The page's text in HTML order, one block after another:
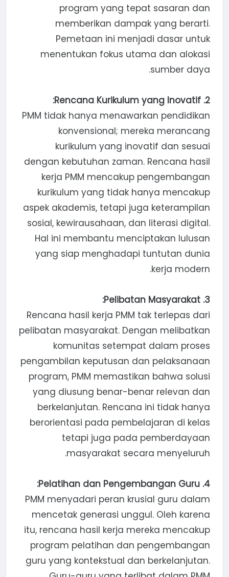
program yang tepat sasaran dan
memberikan dampak yang berarti.
Pemetaan ini menjadi dasar untuk
menentukan fokus utama dan alokasi
sumber daya.
2. Rencana Kurikulum yang Inovatif:
PMM tidak hanya menawarkan pendidikan
konvensional; mereka merancang
kurikulum yang inovatif dan sesuai
dengan kebutuhan zaman. Rencana hasil
kerja PMM mencakup pengembangan
kurikulum yang tidak hanya mencakup
aspek akademis, tetapi juga keterampilan
sosial, kewirausahaan, dan literasi digital.
Hal ini membantu menciptakan lulusan
yang siap menghadapi tuntutan dunia
kerja modern.
3. Pelibatan Masyarakat:
Rencana hasil kerja PMM tak terlepas dari
pelibatan masyarakat. Dengan melibatkan
komunitas setempat dalam proses
pengambilan keputusan dan pelaksanaan
program, PMM memastikan bahwa solusi
yang diusung benar-benar relevan dan
berkelanjutan. Rencana ini tidak hanya
berorientasi pada pembelajaran di kelas
tetapi juga pada pemberdayaan
masyarakat secara menyeluruh.
4. Pelatihan dan Pengembangan Guru:
PMM menyadari peran krusial guru dalam
mencetak generasi unggul. Oleh karena
itu, rencana hasil kerja mereka mencakup
program pelatihan dan pengembangan
guru yang kontekstual dan berkelanjutan.